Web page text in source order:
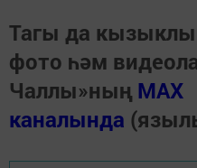
Тагы да
фото һәм
Чаллы»ның MAX
каналында